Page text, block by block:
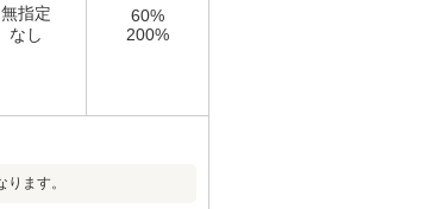
無指定
なし
60%
200%
ます。